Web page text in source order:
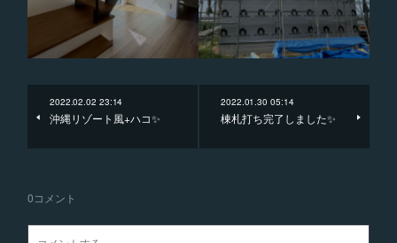
2022.02.02 23:14
沖縄リゾート風+ハコ✨
2022.01.30 05:14
棟札打ち完了しました✨
0コメント